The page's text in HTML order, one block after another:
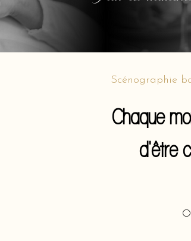
Scénographie
Chaque
d'être